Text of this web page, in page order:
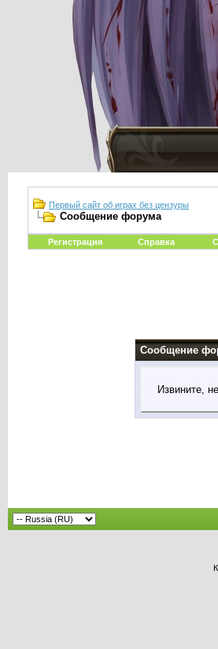
Первый сайт об играх без цензуры
Сообщение форума
Регистрация Справка
Сообщение
Извините,